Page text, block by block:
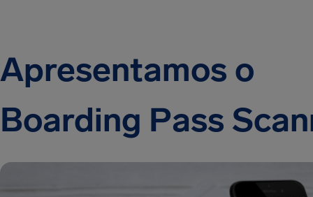
Apresentamos o
Boarding Pass